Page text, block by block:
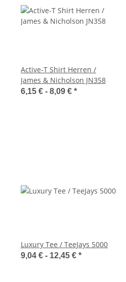
Active-T Shirt Herren /
James & Nicholson JN358
6,15 € - 8,09 € *
Luxury Tee / TeeJays 5000
9,04 € - 12,45 € *